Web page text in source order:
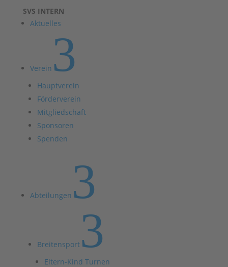
SVS INTERN
Aktuelles
Verein 3
Hauptverein
Förderverein
Mitgliedschaft
Sponsoren
Spenden
Abteilungen 3
Breitensport3
Eltern-Kind Turnen